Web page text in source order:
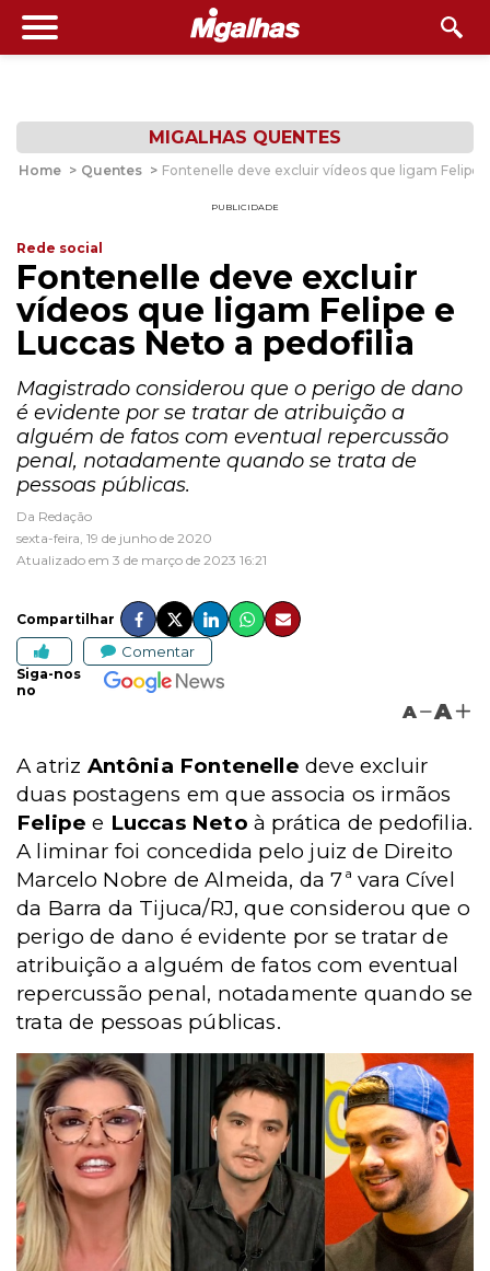
MIGALHAS QUENTES
Home > Quentes > Fontenelle deve excluir vídeos que ligam Felipe
PUBLICIDADE
Rede social
Fontenelle deve excluir
vídeos que ligam Felipe e
Luccas Neto a pedofilia
Magistrado considerou que o perigo de dano
é evidente por se tratar de atribuição a
alguém de fatos com eventual repercussão
penal, notadamente quando se trata de
pessoas públicas.
Da Redação
sexta-feira, 19 de junho de 2020
Atualizado em 3 de março de 2023 16:21
Compartilhar
Comentar
Siga-nos
no
A A
A atriz Antônia Fontenelle deve excluir
duas postagens em que associa os irmãos
Felipe e Luccas Neto à prática de pedofilia.
A liminar foi concedida pelo juiz de Direito
Marcelo Nobre de Almeida, da 7ª vara Cível
da Barra da Tijuca/RJ, que considerou que o
perigo de dano é evidente por se tratar de
atribuição a alguém de fatos com eventual
repercussão penal, notadamente quando se
trata de pessoas públicas.